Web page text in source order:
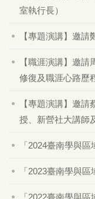
室執行長）
【專題演講】邀
【職涯演講】邀
修復及職涯心路歷
【專題演講】邀
授、新營社大講師
「2024臺南學與區
「2023臺南學與區
「2022臺南學與區